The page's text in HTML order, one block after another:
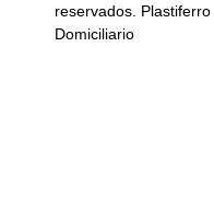
reservados. Plastiferro
Domiciliario